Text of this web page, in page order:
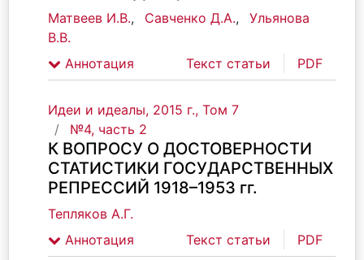
Матвеев И.В., Савченко Д.А.,
Ульянова
В.В.
Аннотация
Текст статьи PDF
Идеи и идеалы, 2015 г., Том 7
№4, часть 2
К ВОПРОСУ О ДОСТОВЕРНОСТИ
СТАТИСТИКИ ГОСУДАРСТВЕННЫХ
РЕПРЕССИЙ 1918–1953 гг.
Тепляков А.Г.
Аннотация
Текст статьи PDF